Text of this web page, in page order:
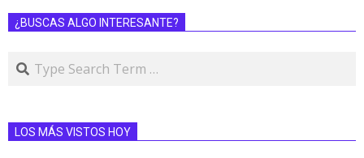
¿BUSCAS ALGO INTERESANTE?
LOS MÁS VISTOS HOY